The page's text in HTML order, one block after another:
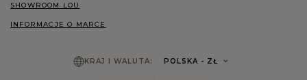
SHOWROOM LOU
INFORMACJE O MARCE
KRAJ I WALUTA: POLSKA - ZŁ